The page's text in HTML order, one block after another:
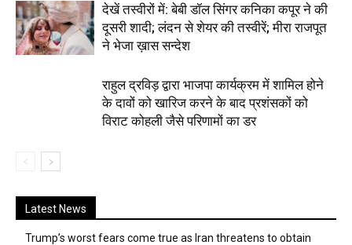
देखें तस्वीरों में: बेबी डॉल सिंगर कनिका कपूर ने की
दूसरी शादी; लंदन से शेयर की तस्वीरें; मीरा राजपूत
ने भेजा ख़ास सन्देश
राहुल द्रविड़ द्वारा भाजपा कार्यक्रम में शामिल होने
के दावों को खारिज करने के बाद प्रशंसकों को
विराट कोहली जैसे परिणामों का डर
Latest News
Trump’s worst fears come true as Iran threatens to obtain